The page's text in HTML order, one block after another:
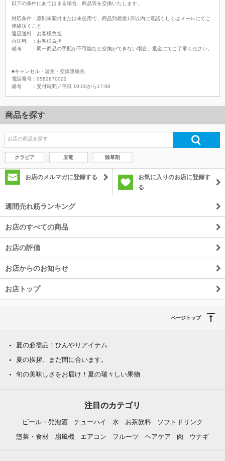
以下の条件にあてはまる場合、商品等を交換いたします。
対応条件：原則未開封または未使用で、商品到着後1日以内に電話もしくはメールにてご
連絡頂くこと
返品送料：お客様負担
再送料 ：お客様負担
備考 ：同一商品の手配が不可能など交換ができない場合、返金にてご了承ください。
■キャンセル・返金・交換連絡先
電話番号：0582670022
備考 ：受付時間／平日 10:00から17:00
商品を探す
クラピア 玉竜 除草剤
お店のメルマガに登録する
お気に入りのお店に登録す
る
週間売れ筋ランキング
お店のすべての商品
お店の評価
お店からのお知らせ
お店トップ
ページトップ
夏の必需品！ひんやりアイテム
夏の挨拶、まだ間に合います。
旬の美味しさをお届け！夏の瑞々しい果物
注目のカテゴリ
ビール・発泡酒 チューハイ 水 お茶飲料
ソフトドリンク
惣菜・食材
扇風機 エアコン フルーツ ヘアケア 肉 ウナギ